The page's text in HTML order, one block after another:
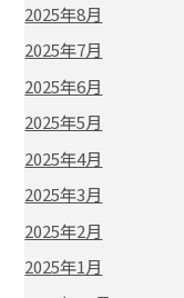
2025年8月
2025年7月
2025年6月
2025年5月
2025年4月
2025年3月
2025年2月
2025年1月